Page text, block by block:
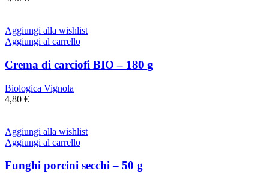
Aggiungi alla wishlist
Aggiungi al carrello
Crema di carciofi BIO – 180 g
Biologica Vignola
4,80 €
Aggiungi alla wishlist
Aggiungi al carrello
Funghi porcini secchi – 50 g